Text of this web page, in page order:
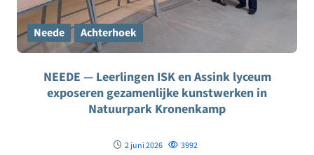
Neede Achterhoek
NEEDE — Leerlingen ISK en Assink lyceum
exposeren gezamenlijke kunstwerken in
Natuurpark Kronenkamp
2 juni 2026 3992